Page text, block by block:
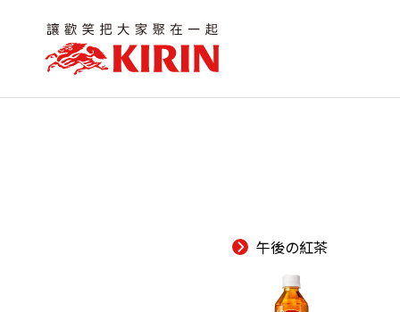
午後の紅茶